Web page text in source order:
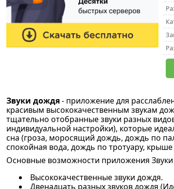
Звуки дождя- приложение для
красивым высококачественным звукам
тщательно отобранные звуки разных
индивидуальной настройки), которые
сна (гроза, моросящий дождь, дождь по
спокойная вода, дождь по тротуару, крыше
Основные возможности приложения
Высококачественные звуки дождя.
Двенадцать разных звуков дождя